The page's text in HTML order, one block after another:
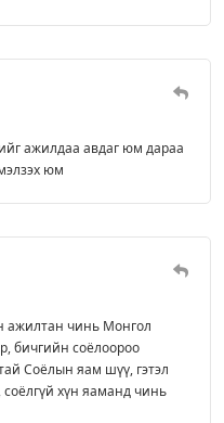
ажилдаа авдаг юм дараа
юм
ажилтан чинь Монгол
бичгийн соёлоороо
Соёлын яам шүү, гэтэл
хүн яаманд чинь